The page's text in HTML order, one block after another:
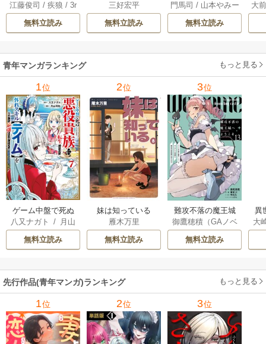
000001％を引き当
て最強へ～【電子
書籍特典付】 22巻
江藤俊司 /疾狼 /3r
d Ie/Studio No.9
無料立読み
のバスケ論 7巻
三好宏平
無料立読み
1巻
門馬司 / 山本やみー
無料立読み
に
の
れ
メ
大
青年マンガランキング もっと見る
1位
ゲーム中盤で死ぬ
悪役貴族に転生し
たので、外れスキ
ル【テイム】を駆
してみた
八又ナガト /
月山
可也
無料立読み
2位
妹は知っている
雁木万里
無料立読み
3位
難攻不落の魔王城
へようこそ～デバ
フは不要と勇者パ
ーティーを追い出
魔王軍の最高幹部
に迎えられる～
御鷹穂積（GAノベ
ル／SBクリエイテ
ィブ刊）/蚕堂j1
六/ユウヒ
無料立読み
異
は
大
先行作品(青年マンガ)ランキング もっと見る
1位 2位 3位